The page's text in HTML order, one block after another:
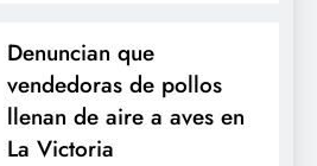
Denuncian que
vendedoras de pollos
llenan de aire a aves en
La Victoria